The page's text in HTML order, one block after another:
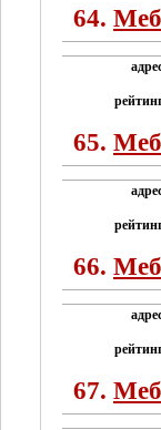
64.
65.
66.
67.